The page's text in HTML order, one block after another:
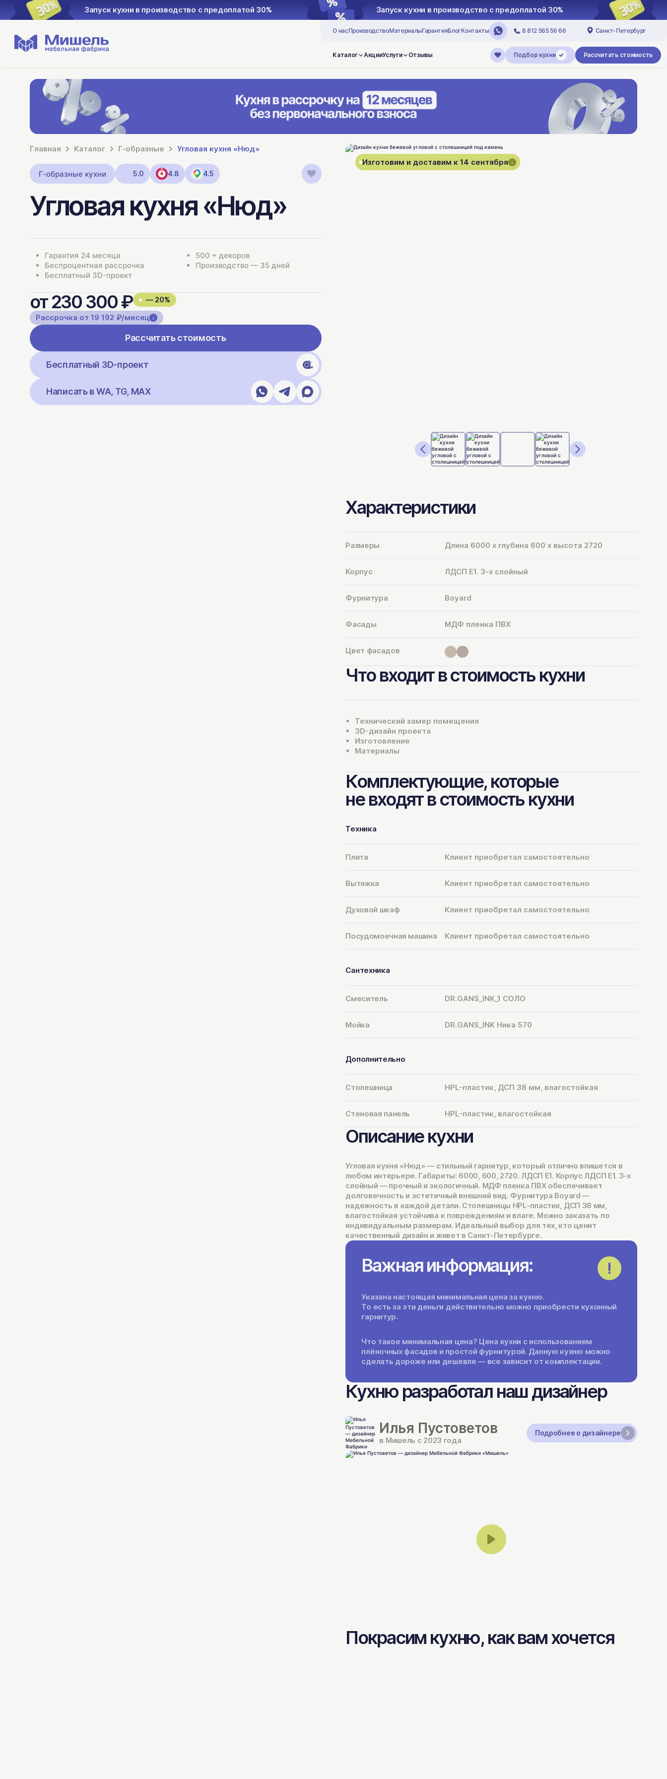
Запуск кухни в производство с предоплатой 30% Запуск кухни в производство с предоплатой 30%
О насПроизводствоМатериалыГарантияБлогКонтакты 8 812 565 56 66 Санкт-Петербург
Каталог АкцииУслуги Отзывы Подбор кухни Рассчитать стоимость
Главная Каталог Г-образные Угловая кухня «Нюд»
Г-образные кухни 5.0 4.8 4.5
Угловая кухня «Нюд»
Гарантия 24 месяца
500 + декоров
Беспроцентная рассрочка
Производство — 35 дней
Бесплатный 3D-проект
от 230 300 ₽
— 20%
Рассрочка от 19 192 ₽/месяц
Рассчитать стоимость
Бесплатный 3D-проект
Написать в WA, TG, MAX
Изготовим и доставим к 14 сентября
Характеристики
Размеры Длина 6000 х глубина 600 х высота 2720
Корпус ЛДСП Е1. 3-х слойный
Фурнитура Boyard
Фасады МДФ пленка ПВХ
Цвет фасадов
Что входит в стоимость кухни
Технический замер помещения
3D-дизайн проекта
Изготовление
Материалы
Комплектующие, которые
не входят в стоимость кухни
Техника
Плита Клиент приобретал самостоятельно
Вытяжка Клиент приобретал самостоятельно
Духовой шкаф Клиент приобретал самостоятельно
Посудомоечная машина Клиент приобретал самостоятельно
Сантехника
Смеситель DR.GANS_INK_1 СОЛО
Мойка DR.GANS_INK Ника 570
Дополнительно
Столешница HPL-пластик, ДСП 38 мм, влагостойкая
Стеновая панель HPL-пластик, влагостойкая
Описание кухни
Угловая кухня «Нюд» — стильный гарнитур, который отлично впишется в
любом интерьере. Габариты: 6000, 600, 2720. ЛДСП Е1. Корпус ЛДСП Е1. 3-х
слойный — прочный и экологичный. МДФ пленка ПВХ обеспечивает
долговечность и эстетичный внешний вид. Фурнитура Boyard —
надежность в каждой детали. Столешницы HPL-пластик, ДСП 38 мм,
влагостойкая устойчива к повреждениям и влаге. Можно заказать по
индивидуальным размерам. Идеальный выбор для тех, кто ценит
качественный дизайн и живет в Санкт-Петербурге.
Важная информация:
Указана настоящая минимальная цена за кухню.
То есть за эти деньги действительно можно приобрести кухонный
гарнитур.
Что такое минимальная цена? Цена кухни с использованием
плёночных фасадов и простой фурнитурой. Данную кухню можно
сделать дороже или дешевле — все зависит от комплектации.
Кухню разработал наш дизайнер
Илья Пустоветов
в Мишель с 2023 года
Подробнее о дизайнере
Покрасим кухню, как вам хочется